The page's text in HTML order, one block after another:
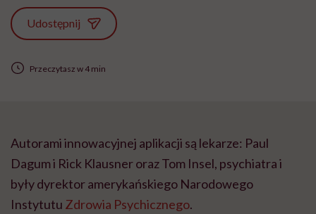
Udostępnij
Przeczytasz w 4 min
Autorami innowacyjnej aplikacji są lekarze: Paul
Dagum i Rick Klausner oraz Tom Insel, psychiatra i
były dyrektor amerykańskiego Narodowego
Instytutu Zdrowia Psychicznego.